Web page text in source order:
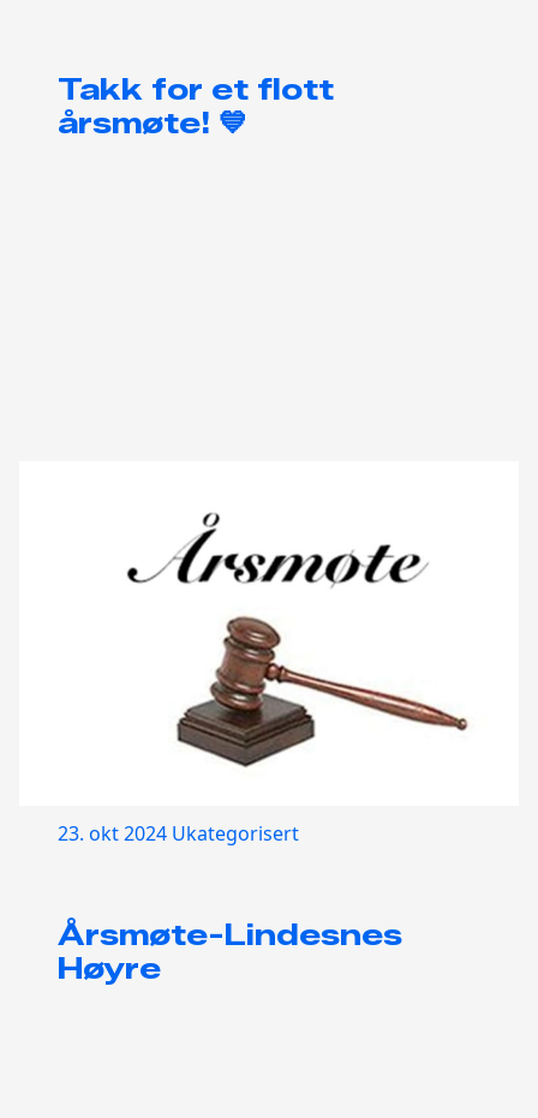
Takk for et flott
årsmøte! 💙
23. okt 2024 Ukategorisert
Årsmøte-Lindesnes
Høyre